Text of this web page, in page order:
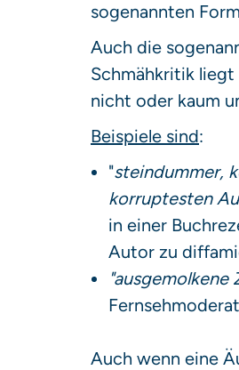
sogenannten
Auch die
Schmähkritik liegt
nicht oder kaum
Beispiele sind:
"steindummer,
korruptesten
in einer
Autor zu
"ausgemolkene
Auch wenn eine